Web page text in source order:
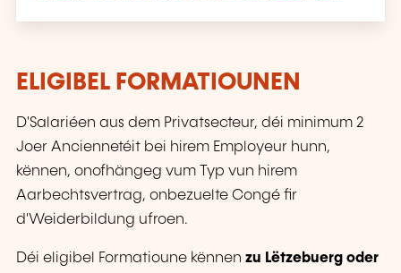
ELIGIBEL FORMATIOUNEN
D'Salariéen aus dem Privatsecteur, déi minimum 2
Joer Anciennetéit bei hirem Employeur hunn,
kënnen, onofhängeg vum Typ vun hirem
Aarbechtsvertrag, onbezuelte Congé fir
d'Weiderbildung ufroen.
Déi eligibel Formatioune kënnen zu Lëtzebuerg oder